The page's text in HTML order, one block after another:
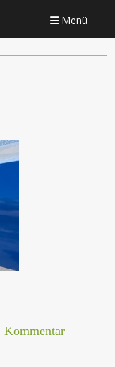
Menü
Kommentar